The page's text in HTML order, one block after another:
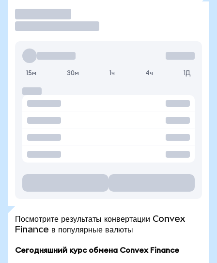
15м 30м 1ч 4ч 1Д
Посмотрите результаты конвертации Convex
Finance в популярные валюты
Сегодняшний курс обмена Convex Finance